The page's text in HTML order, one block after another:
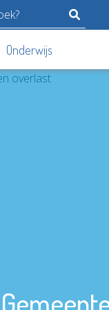
Onderwijs